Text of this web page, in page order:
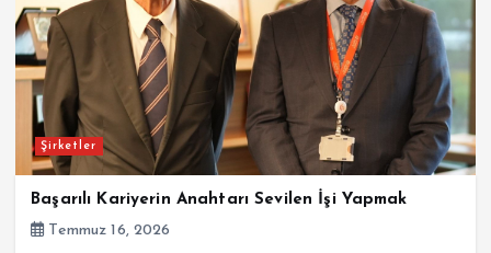
Şirketler
Başarılı Kariyerin Anahtarı Sevilen İşi Yapmak
Temmuz 16, 2026